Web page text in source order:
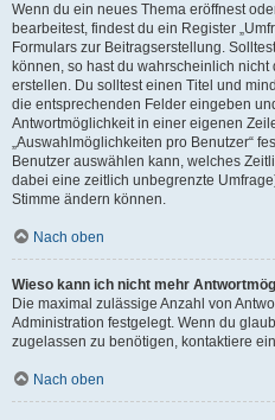
Wenn du ein neues Thema eröffnest
bearbeitest, findest du ein Register
Formulars zur Beitragserstellung.
können, so hast du wahrscheinlich
erstellen. Du solltest einen Titel und
die entsprechenden Felder eingeben
Antwortmöglichkeit in einer eigenen
„Auswahlmöglichkeiten pro Benutzer“
Benutzer auswählen kann, welches
dabei eine zeitlich unbegrenzte
Stimme ändern können.
Nach oben
Wieso kann ich nicht mehr
Die maximal zulässige Anzahl von
Administration festgelegt. Wenn du
zugelassen zu benötigen, kontaktiere
Nach oben